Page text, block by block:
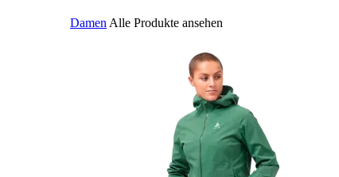
Damen Alle Produkte ansehen